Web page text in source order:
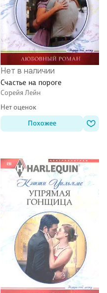
Нет в наличии
Счастье на пороге
Сорейя Лейн
Нет оценок
Похожее